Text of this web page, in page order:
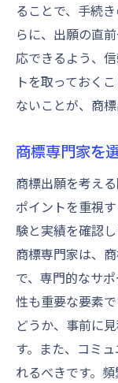
ることで、手続
らに、出願の直
応できるよう、
トを取っておく
ないことが、商
商標専門家を
商標出願を考え
ポイントを重視
験と実績を確認
商標専門家は、
で、専門的なサ
性も重要な要素
どうか、事前に
す。また、コミ
れるべきです。